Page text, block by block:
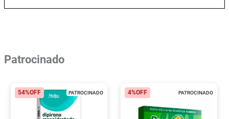
Patrocinado
PATROCINADO
54%OFF PATROCINADO
4%OFF